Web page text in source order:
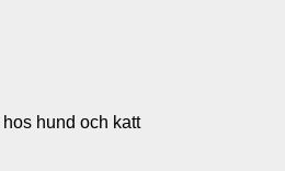
hund och katt